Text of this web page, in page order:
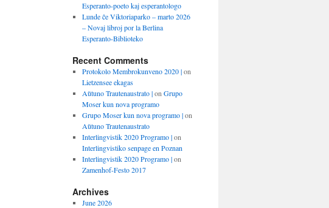
Esperanto-poeto kaj esperantologo
Lunde ĉe Viktoriaparko – marto 2026
– Novaj libroj por la Berlina
Esperanto-Biblioteko
Recent Comments
Protokolo Membrokunveno 2020 |on
Lietzensee ekagas
Aŭtuno Trautenaustrato |on Grupo
Moser kun nova programo
Grupo Moser kun nova programo |on
Aŭtuno Trautenaustrato
Interlingvistik 2020 Programo |on
Interlingvistiko senpage en Poznan
Interlingvistik 2020 Programo |on
Zamenhof-Festo 2017
Archives
June 2026